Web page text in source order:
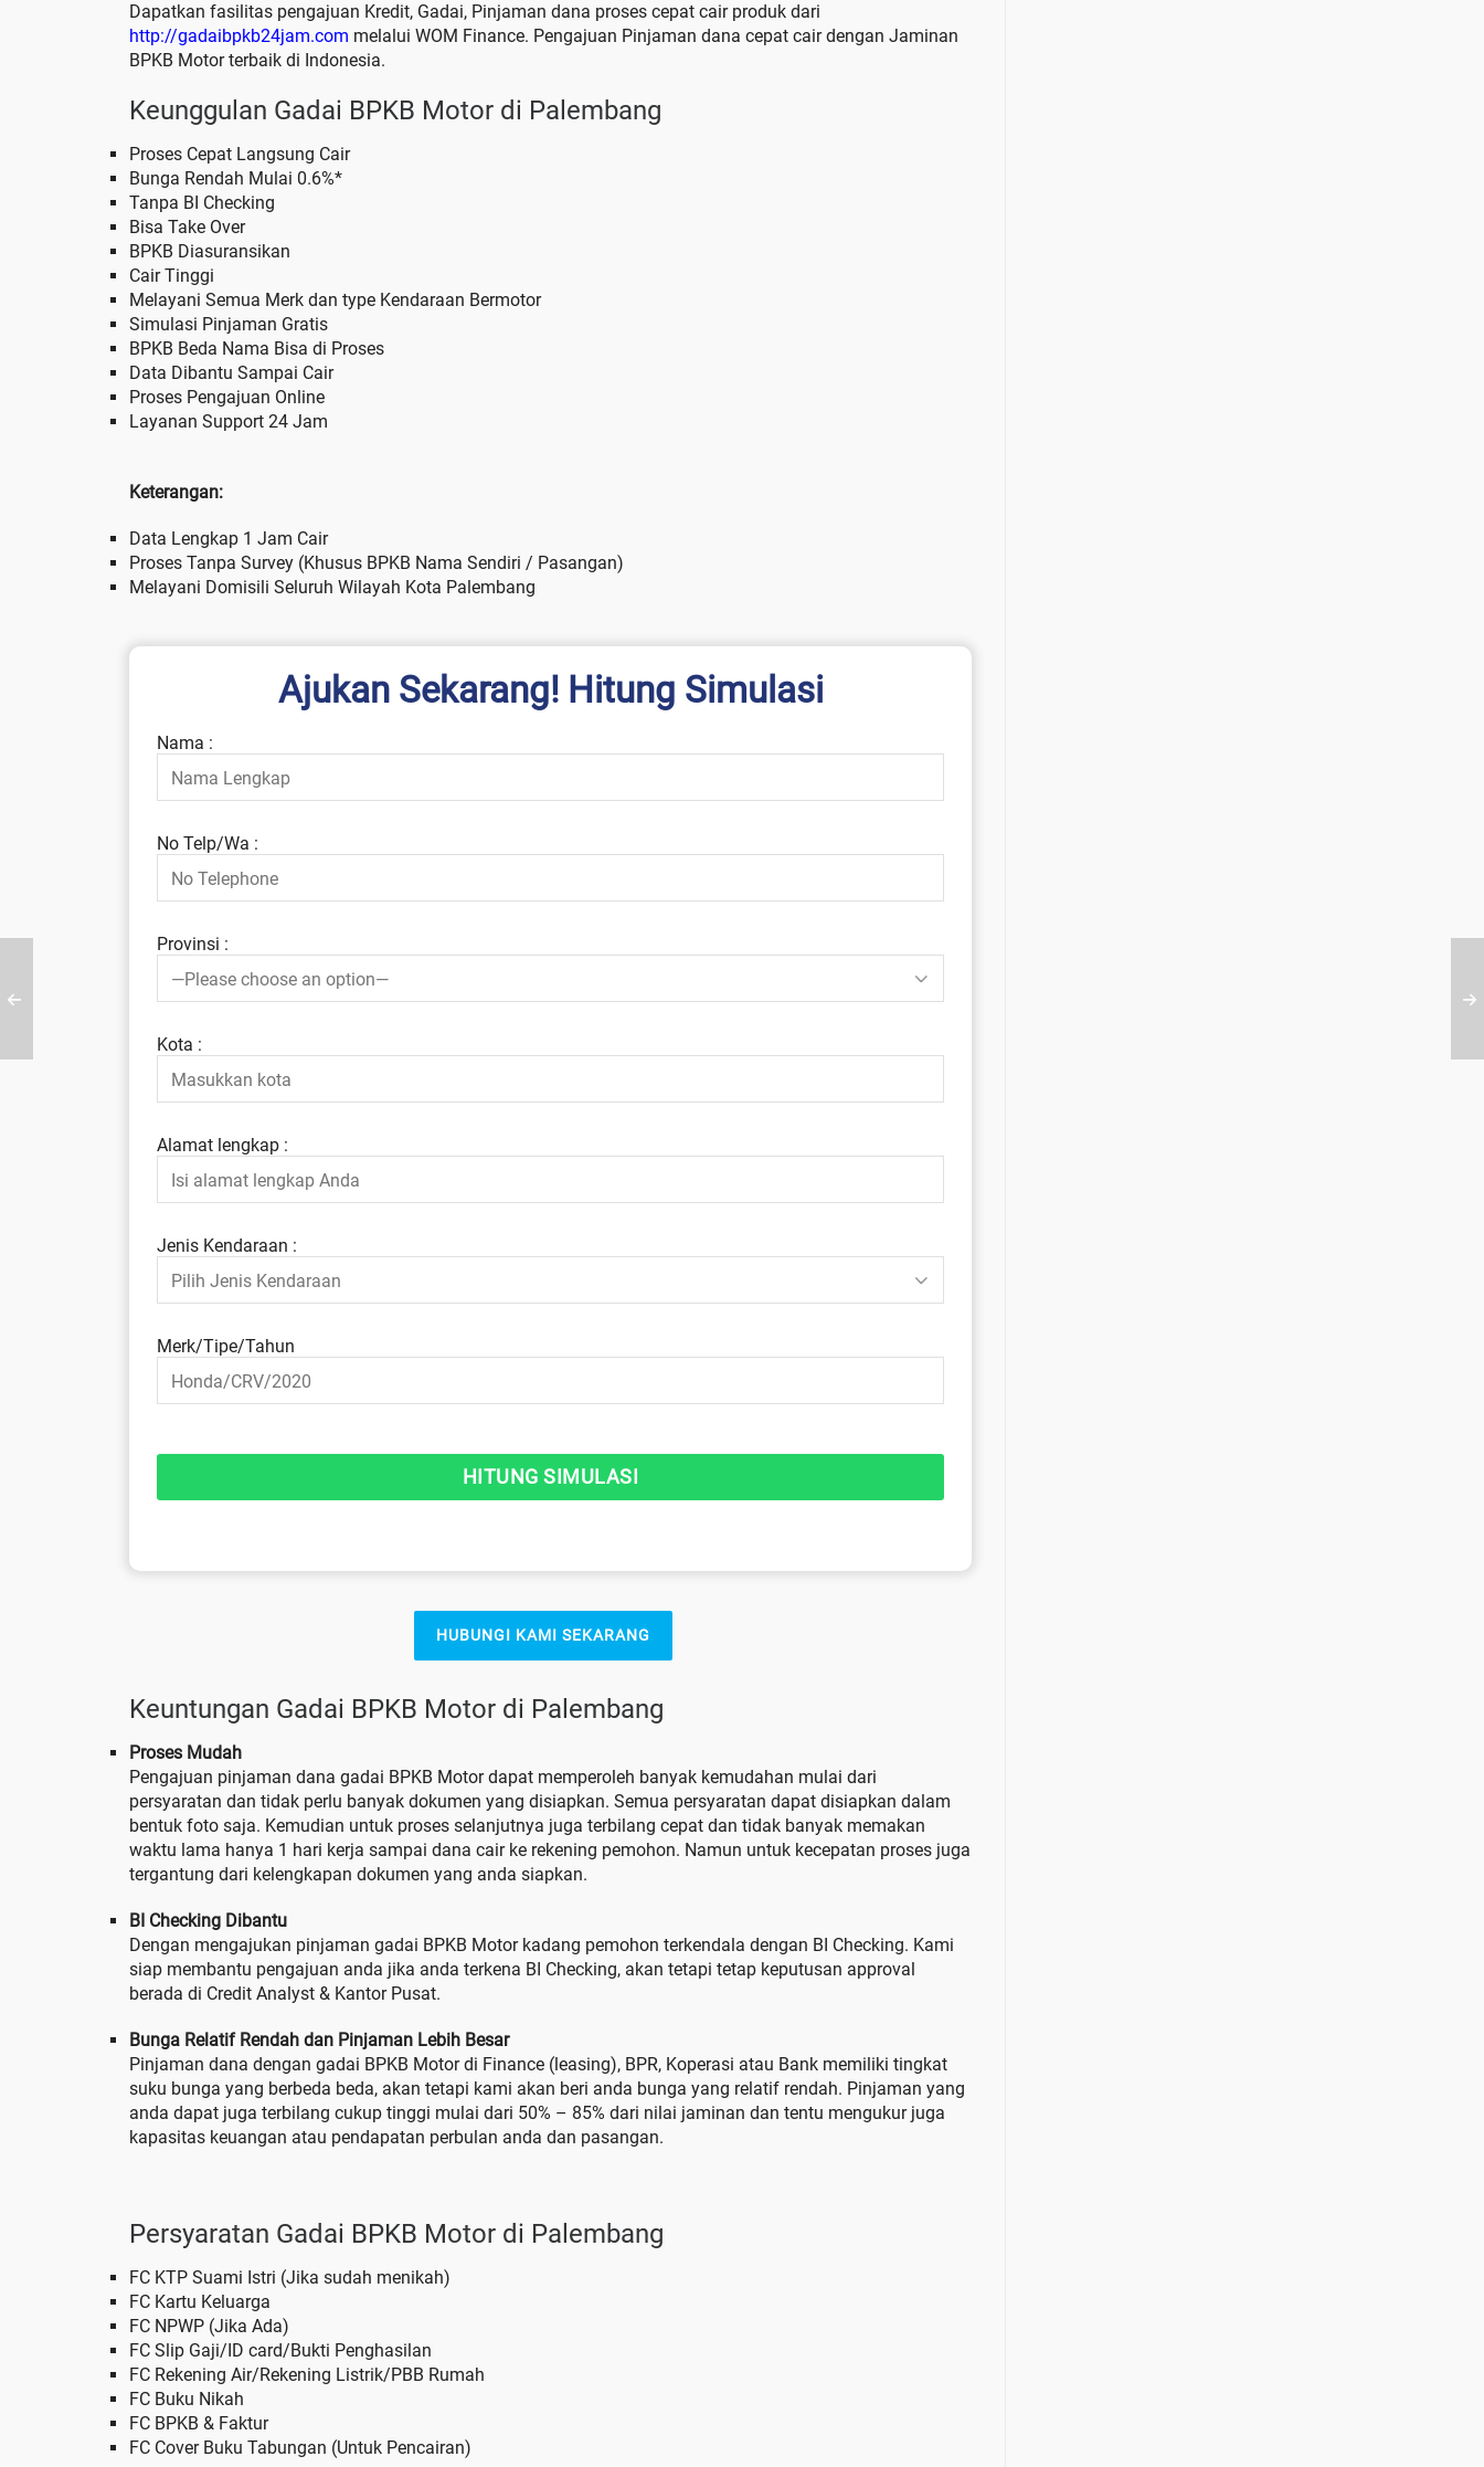
Dapatkan fasilitas pengajuan Kredit, Gadai, Pinjaman dana proses cepat cair produk dari
http://gadaibpkb24jam.com melalui WOM Finance. Pengajuan Pinjaman dana cepat cair dengan Jaminan
BPKB Motor terbaik di Indonesia.
Keunggulan Gadai BPKB Motor di Palembang
Proses Cepat Langsung Cair
Bunga Rendah Mulai 0.6%*
Tanpa BI Checking
Bisa Take Over
BPKB Diasuransikan
Cair Tinggi
Melayani Semua Merk dan type Kendaraan Bermotor
Simulasi Pinjaman Gratis
BPKB Beda Nama Bisa di Proses
Data Dibantu Sampai Cair
Proses Pengajuan Online
Layanan Support 24 Jam
Keterangan:
Data Lengkap 1 Jam Cair
Proses Tanpa Survey (Khusus BPKB Nama Sendiri / Pasangan)
Melayani Domisili Seluruh Wilayah Kota Palembang
Ajukan Sekarang! Hitung Simulasi
Nama :
No Telp/Wa :
Provinsi :
Kota :
Alamat lengkap :
Jenis Kendaraan :
Merk/Tipe/Tahun
HUBUNGI KAMI SEKARANG
Keuntungan Gadai BPKB Motor di Palembang
Proses Mudah
Pengajuan pinjaman dana gadai BPKB Motor dapat memperoleh banyak kemudahan mulai dari
persyaratan dan tidak perlu banyak dokumen yang disiapkan. Semua persyaratan dapat disiapkan dalam
bentuk foto saja. Kemudian untuk proses selanjutnya juga terbilang cepat dan tidak banyak memakan
waktu lama hanya 1 hari kerja sampai dana cair ke rekening pemohon. Namun untuk kecepatan proses juga
tergantung dari kelengkapan dokumen yang anda siapkan.
BI Checking Dibantu
Dengan mengajukan pinjaman gadai BPKB Motor kadang pemohon terkendala dengan BI Checking. Kami
siap membantu pengajuan anda jika anda terkena BI Checking, akan tetapi tetap keputusan approval
berada di Credit Analyst & Kantor Pusat.
Bunga Relatif Rendah dan Pinjaman Lebih Besar
Pinjaman dana dengan gadai BPKB Motor di Finance (leasing), BPR, Koperasi atau Bank memiliki tingkat
suku bunga yang berbeda beda, akan tetapi kami akan beri anda bunga yang relatif rendah. Pinjaman yang
anda dapat juga terbilang cukup tinggi mulai dari 50% – 85% dari nilai jaminan dan tentu mengukur juga
kapasitas keuangan atau pendapatan perbulan anda dan pasangan.
Persyaratan Gadai BPKB Motor di Palembang
FC KTP Suami Istri (Jika sudah menikah)
FC Kartu Keluarga
FC NPWP (Jika Ada)
FC Slip Gaji/ID card/Bukti Penghasilan
FC Rekening Air/Rekening Listrik/PBB Rumah
FC Buku Nikah
FC BPKB & Faktur
FC Cover Buku Tabungan (Untuk Pencairan)